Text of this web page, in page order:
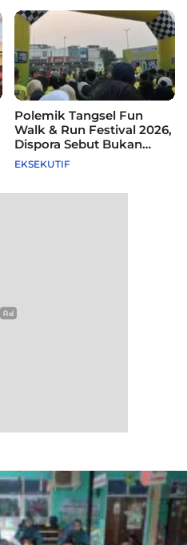
Polemik Tangsel Fun
Walk & Run Festival 2026,
Dispora Sebut Bukan
Agenda Pemkot
EKSEKUTIF